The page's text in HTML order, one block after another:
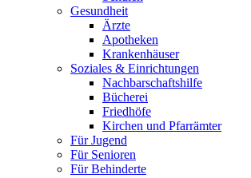
Gesundheit
Ärzte
Apotheken
Krankenhäuser
Soziales & Einrichtungen
Nachbarschaftshilfe
Bücherei
Friedhöfe
Kirchen und Pfarrämter
Für Jugend
Für Senioren
Für Behinderte